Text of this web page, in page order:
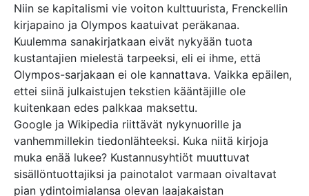
Niin se kapitalismi vie voiton kulttuurista, Frenckellin
kirjapaino ja Olympos kaatuivat peräkanaa.
Kuulemma sanakirjatkaan eivät nykyään tuota
kustantajien mielestä tarpeeksi, eli ei ihme, että
Olympos-sarjakaan ei ole kannattava. Vaikka epäilen,
ettei siinä julkaistujen tekstien kääntäjille ole
kuitenkaan edes palkkaa maksettu.
Google ja Wikipedia riittävät nykynuorille ja
vanhemmillekin tiedonlähteeksi. Kuka niitä kirjoja
muka enää lukee? Kustannusyhtiöt muuttuvat
sisällöntuottajiksi ja painotalot varmaan oivaltavat
pian ydintoimialansa olevan laajakaistan